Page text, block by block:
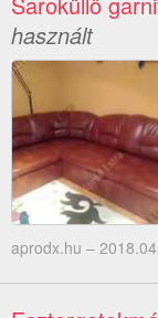
használt
aprodx.hu –